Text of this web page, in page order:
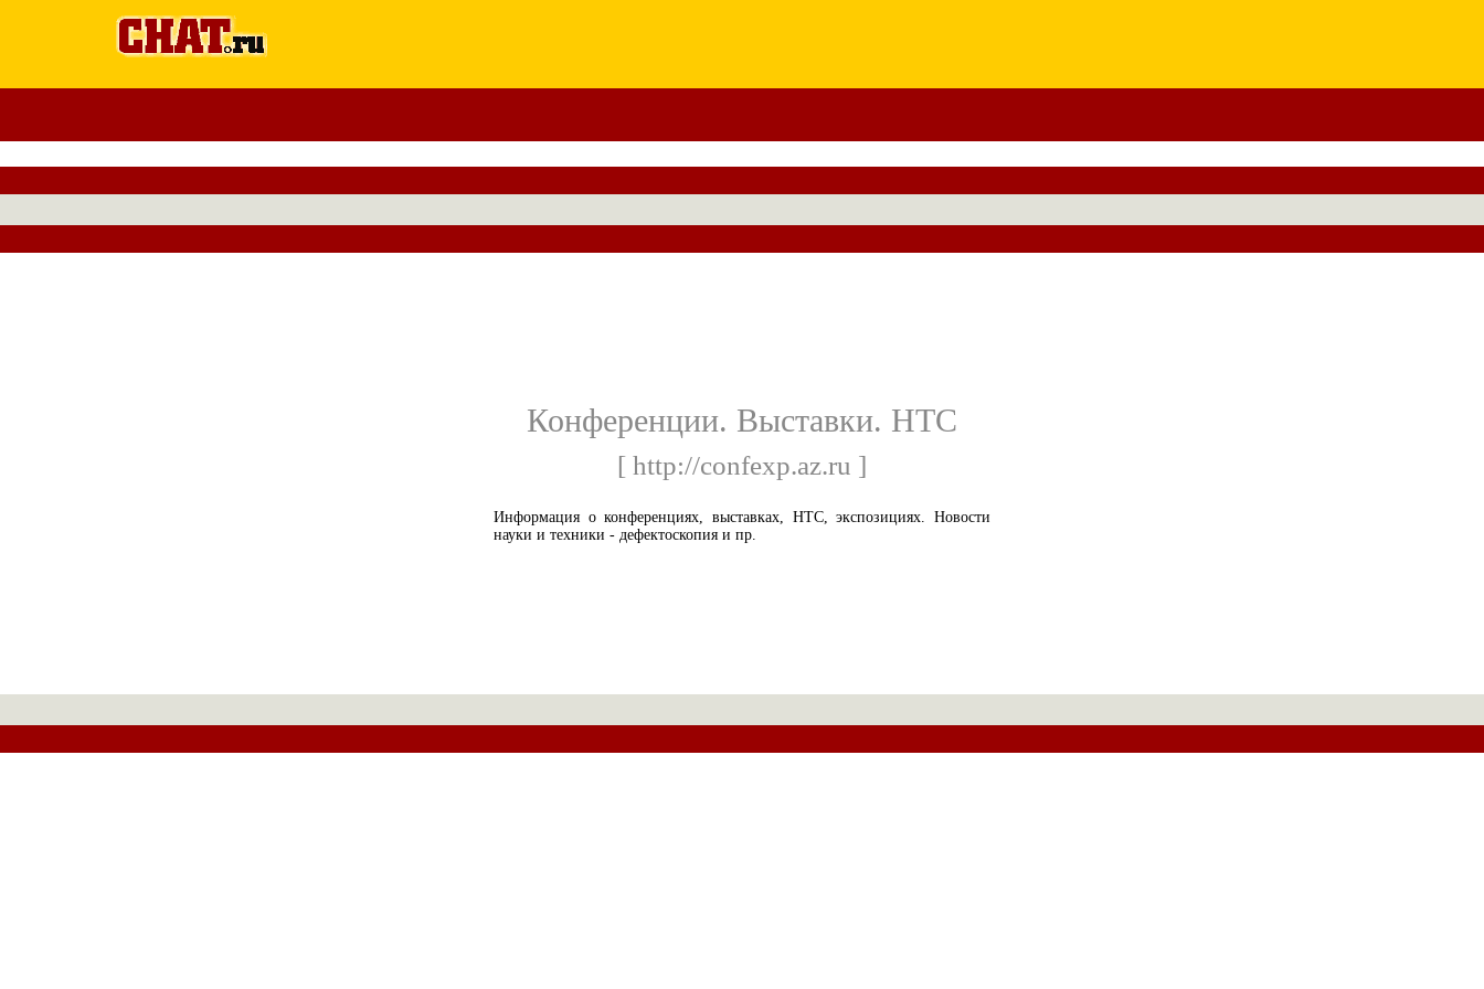
Конференции. Выставки. НТС
[ http://confexp.az.ru ]
Информация о конференциях, выставках, НТС, экспозициях. Новости
науки и техники - дефектоскопия и пр.